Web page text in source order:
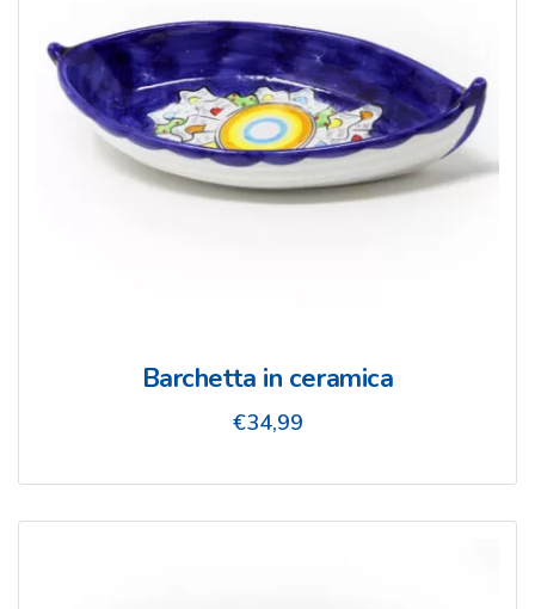
Barchetta in ceramica
€34,99